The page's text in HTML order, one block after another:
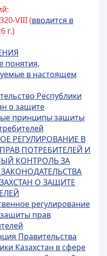
VIII (вводится в
г.)
понятия,
в настоящем
Республики
о защите
принципы защиты
РЕГУЛИРОВАНИЕ В
ПОТРЕБИТЕЛЕЙ И
КОНТРОЛЬ ЗА
О ЗАЩИТЕ
регулирование
прав
Правительства
Казахстан в сфере